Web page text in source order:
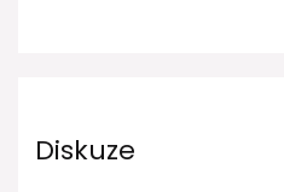
Diskuze